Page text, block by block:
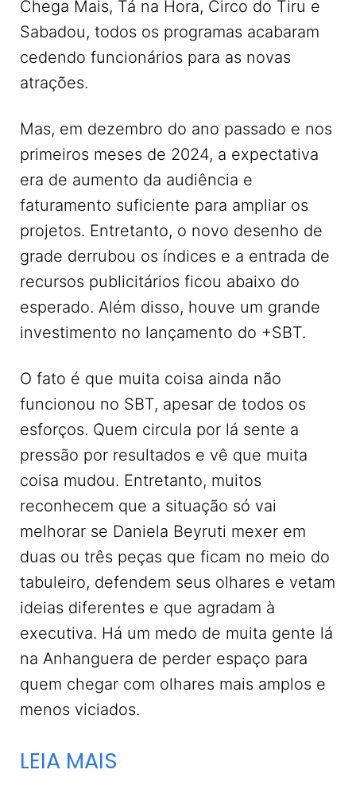
Chega Mais, Tá na Hora, Circo do Tiru e
Sabadou, todos os programas acabaram
cedendo funcionários para as novas
atrações.
Mas, em dezembro do ano passado e nos
primeiros meses de 2024, a expectativa
era de aumento da audiência e
faturamento suficiente para ampliar os
projetos. Entretanto, o novo desenho de
grade derrubou os índices e a entrada de
recursos publicitários ficou abaixo do
esperado. Além disso, houve um grande
investimento no lançamento do +SBT.
O fato é que muita coisa ainda não
funcionou no SBT, apesar de todos os
esforços. Quem circula por lá sente a
pressão por resultados e vê que muita
coisa mudou. Entretanto, muitos
reconhecem que a situação só vai
melhorar se Daniela Beyruti mexer em
duas ou três peças que ficam no meio do
tabuleiro, defendem seus olhares e vetam
ideias diferentes e que agradam à
executiva. Há um medo de muita gente lá
na Anhanguera de perder espaço para
quem chegar com olhares mais amplos e
menos viciados.
LEIA MAIS